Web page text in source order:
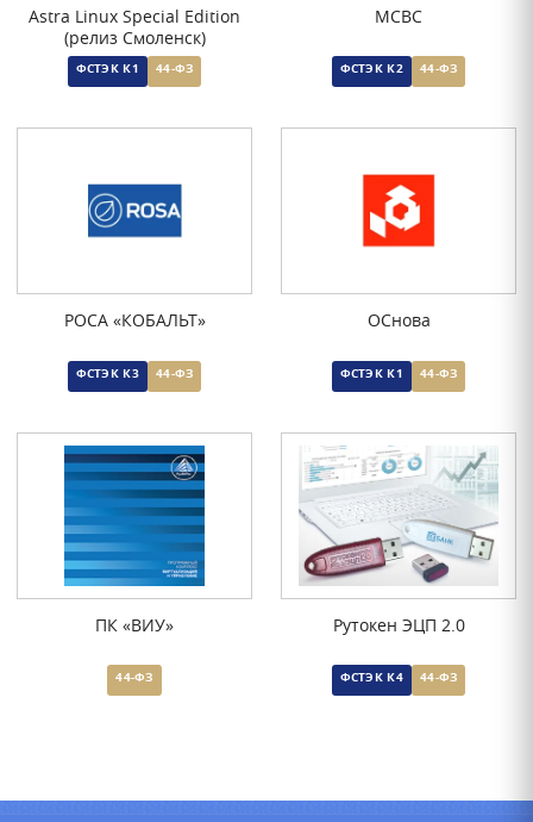
Astra Linux Special Edition
(релиз Смоленск)
ФСТЭК К1 44-ФЗ
МСВС
ФСТЭК К2 44-ФЗ
РОСА «КОБАЛЬТ»
ФСТЭК К3 44-ФЗ
ОСнова
ФСТЭК К1 44-ФЗ
ПК «ВИУ»
44-ФЗ
Рутокен ЭЦП 2.0
ФСТЭК К4 44-ФЗ